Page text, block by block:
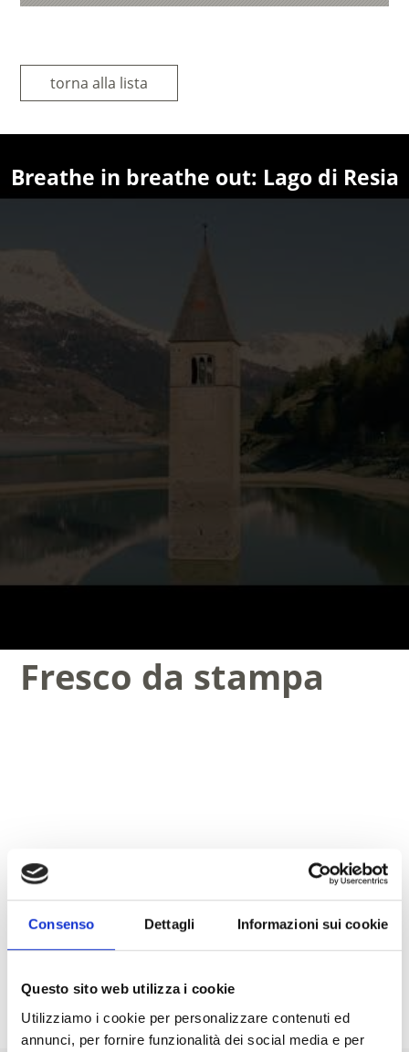
Consenso Dettagli Informazioni sui cookie
Questo sito web utilizza i cookie
Utilizziamo i cookie per personalizzare contenuti ed
annunci, per fornire funzionalità dei social media e per
torna alla lista
Breathe in breathe out: Lago di Resia
Fresco da stampa